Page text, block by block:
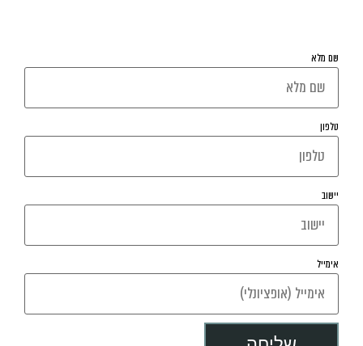
שם מלא
טלפון
יישוב
אימייל